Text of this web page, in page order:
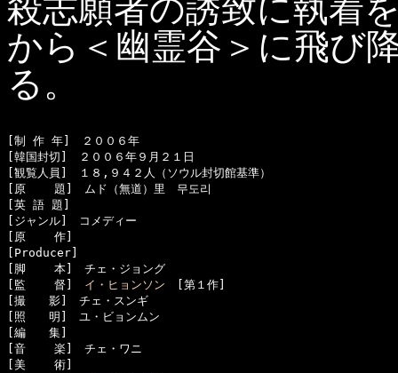
殺志願者の誘致に執着
から＜幽霊谷＞に飛び
る。
[制 作 年]　２００６年
[韓国封切]　２００６年９月２１日
[観覧人員]　１８,９４２人（ソウル封切館基準）
[原    題]　ムド（無道）里　무도리
[英 語 題]
[ジャンル]　コメディー
[原    作]
[Producer]
[脚    本]　チェ・ジョング
[監    督] イ・ヒョンソン [第１作]
[撮　　影]　チェ・スンギ
[照　　明]　ユ・ビョンムン
[編　　集]
[音    楽]　チェ・ワニ
[美    術]